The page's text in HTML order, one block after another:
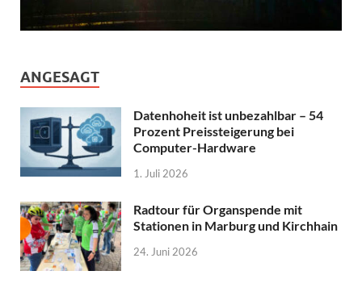
ANGESAGT
Datenhoheit ist unbezahlbar – 54
Prozent Preissteigerung bei
Computer-Hardware
1. Juli 2026
Radtour für Organspende mit
Stationen in Marburg und Kirchhain
24. Juni 2026